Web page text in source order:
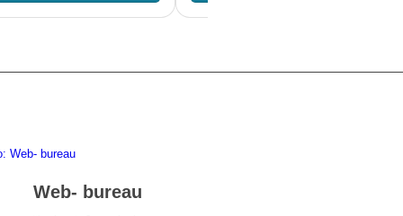
Web- bureau
Web- bureau